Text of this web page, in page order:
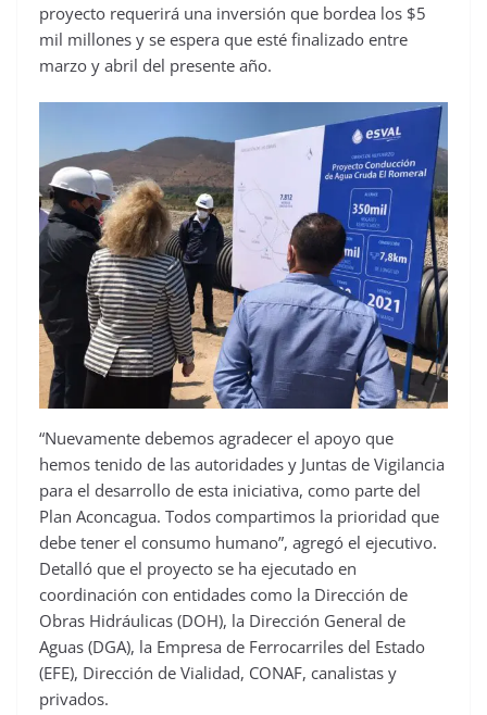
proyecto requerirá una inversión que bordea los $5
mil millones y se espera que esté finalizado entre
marzo y abril del presente año.
“Nuevamente debemos agradecer el apoyo que
hemos tenido de las autoridades y Juntas de Vigilancia
para el desarrollo de esta iniciativa, como parte del
Plan Aconcagua. Todos compartimos la prioridad que
debe tener el consumo humano”, agregó el ejecutivo.
Detalló que el proyecto se ha ejecutado en
coordinación con entidades como la Dirección de
Obras Hidráulicas (DOH), la Dirección General de
Aguas (DGA), la Empresa de Ferrocarriles del Estado
(EFE), Dirección de Vialidad, CONAF, canalistas y
privados.